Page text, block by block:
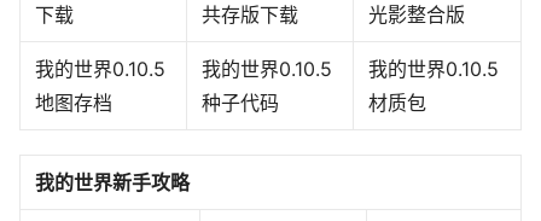
下载
共存版下载
光影整合版
我的世界0.10.5
地图存档
我的世界0.10.5
种子代码
我的世界0.10.5
材质包
我的世界新手攻略